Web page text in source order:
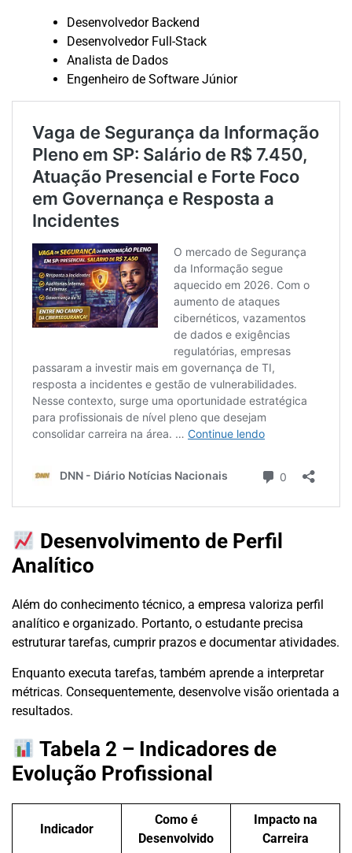
Desenvolvedor Backend
Desenvolvedor Full-Stack
Analista de Dados
Engenheiro de Software Júnior
Desenvolvimento de Perfil
Analítico
Além do conhecimento técnico, a empresa valoriza perfil
analítico e organizado. Portanto, o estudante precisa
estruturar tarefas, cumprir prazos e documentar atividades.
Enquanto executa tarefas, também aprende a interpretar
métricas. Consequentemente, desenvolve visão orientada a
resultados.
Tabela 2 – Indicadores de
Evolução Profissional
Indicador
Como é
Desenvolvido
Impacto na
Carreira